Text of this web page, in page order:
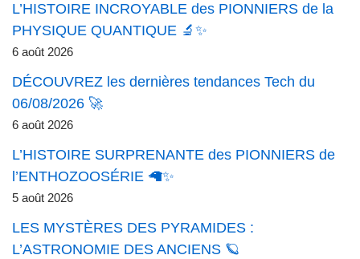
L’HISTOIRE INCROYABLE des PIONNIERS de la
PHYSIQUE QUANTIQUE 🔬✨
6 août 2026
DÉCOUVREZ les dernières tendances Tech du
06/08/2026 🚀
6 août 2026
L’HISTOIRE SURPRENANTE des PIONNIERS de
l’ENTHOZOOSÉRIE 🦙✨
5 août 2026
LES MYSTÈRES DES PYRAMIDES :
L’ASTRONOMIE DES ANCIENS 🪐